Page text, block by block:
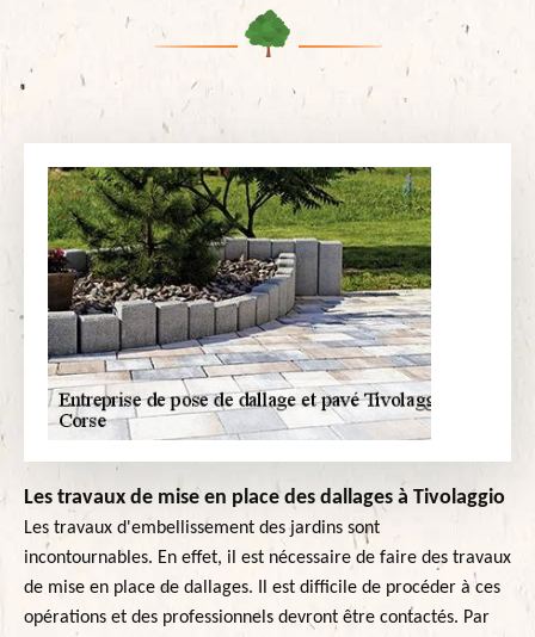
Les travaux de mise en place des dallages à Tivolaggio
Les travaux d'embellissement des jardins sont
incontournables. En effet, il est nécessaire de faire des travaux
de mise en place de dallages. Il est difficile de procéder à ces
opérations et des professionnels devront être contactés. Par